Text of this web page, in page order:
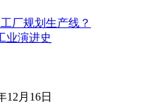
厂规划生产线？
业演进史
12月16日